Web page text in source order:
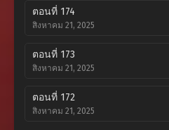
ตอนที่ 174
สิงหาคม 21, 2025
ตอนที่ 173
สิงหาคม 21, 2025
ตอนที่ 172
สิงหาคม 21, 2025